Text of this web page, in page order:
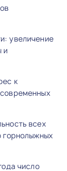
увеличение
и
к
всех
горнолыжных
число